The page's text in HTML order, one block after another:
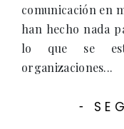
comunicación en
han hecho nada
lo que se
organizaciones...
-